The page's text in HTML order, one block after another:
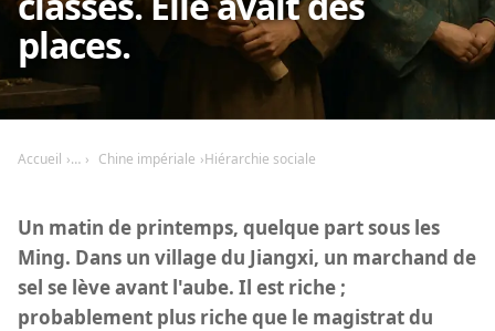
places.
Accueil Chine impériale Hiérarchie sociale
Un matin de printemps, quelque part sous les
Ming. Dans un village du Jiangxi, un marchand de
sel se lève avant l'aube. Il est riche ;
probablement plus riche que le magistrat du